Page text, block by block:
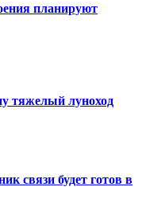
планируют
тяжелый луноход
связи будет готов в